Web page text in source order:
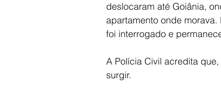
deslocaram até Goiânia,
apartamento onde
foi interrogado e
A Polícia Civil acredita
surgir.